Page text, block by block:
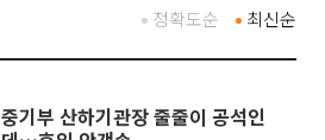
최신순
정확도순
중기부 산하기관장 줄줄이 공석인